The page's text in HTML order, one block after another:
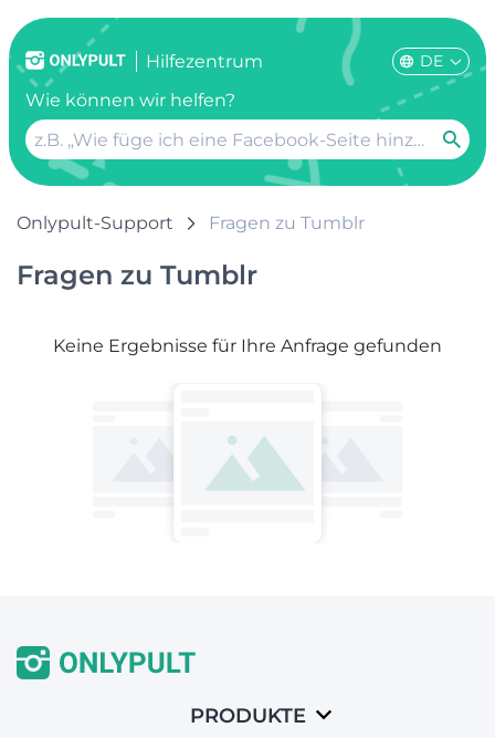
Hilfezentrum DE
Wie können wir helfen?
Onlypult-Support Fragen zu Tumblr
Fragen zu Tumblr
Keine Ergebnisse für Ihre Anfrage gefunden
PRODUKTE